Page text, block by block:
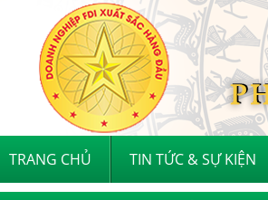
TRANG CHỦ TIN TỨC & SỰ KIỆN